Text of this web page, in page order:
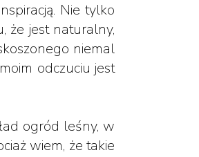
Nie tylko
że jest naturalny,
niemal
odczuciu jest
ogród leśny, w
wiem, że takie